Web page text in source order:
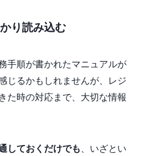
り読み込む
手順が書かれたマニュアルが
じるかもしれませんが、レジ
た時の対応まで、大切な情報
しておくだけでも、いざとい